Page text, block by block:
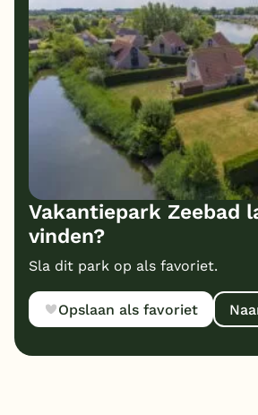
10 Prijs/kwaliteit
Vakantiepark Zeebad
vinden?
Sla dit park op als favoriet.
Opslaan als favoriet